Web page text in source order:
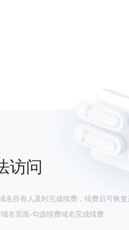
访问
名所有人及时完成续费，续费后可恢复
名页面-勾选续费域名完成续费